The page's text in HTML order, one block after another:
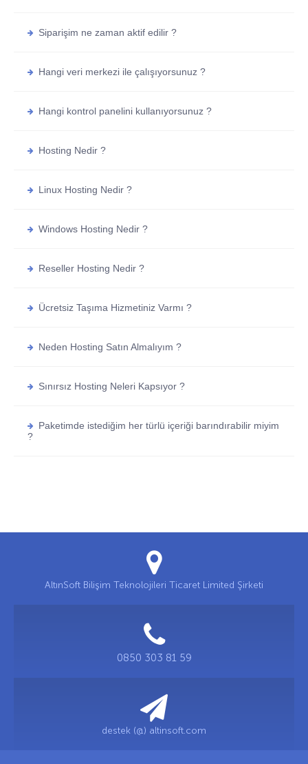
Siparişim ne zaman aktif edilir ?
Hangi veri merkezi ile çalışıyorsunuz ?
Hangi kontrol panelini kullanıyorsunuz ?
Hosting Nedir ?
Linux Hosting Nedir ?
Windows Hosting Nedir ?
Reseller Hosting Nedir ?
Ücretsiz Taşıma Hizmetiniz Varmı ?
Neden Hosting Satın Almalıyım ?
Sınırsız Hosting Neleri Kapsıyor ?
Paketimde istediğim her türlü içeriği barındırabilir miyim
?
AltınSoft Bilişim Teknolojileri Ticaret Limited Şirketi
0850 303 81 59
destek (@) altinsoft.com